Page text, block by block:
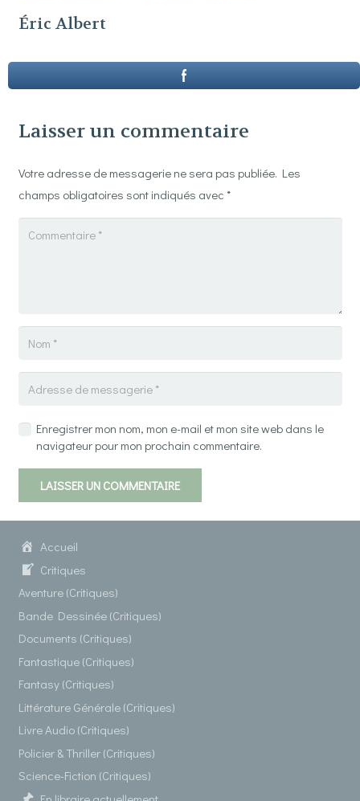
Éric Albert
Laisser un commentaire
Votre adresse de messagerie ne sera pas publiée. Les
champs obligatoires sont indiqués avec *
Enregistrer mon nom, mon e-mail et mon site web dans le
navigateur pour mon prochain commentaire.
LAISSER UN COMMENTAIRE
Accueil
Critiques
Aventure (Critiques)
Bande Dessinée (Critiques)
Documents (Critiques)
Fantastique (Critiques)
Fantasy (Critiques)
Littérature Générale (Critiques)
Livre Audio (Critiques)
Policier & Thriller (Critiques)
Science-Fiction (Critiques)